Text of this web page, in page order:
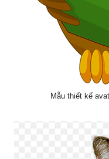
Mẫu thiết kế